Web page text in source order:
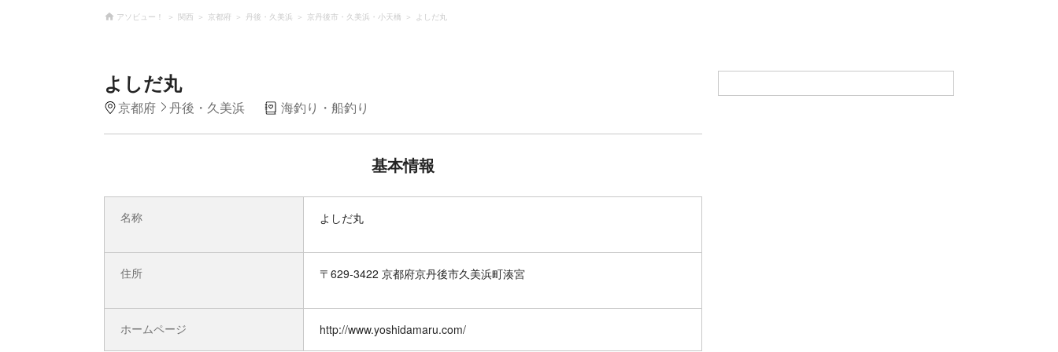
アソビュー！ 関西 京都府 丹後・久美浜 京丹後市・久美浜・小天橋 よしだ丸
よしだ丸
京都府 丹後・久美浜 海釣り・船釣り
基本情報
名称 よしだ丸
住所 〒629-3422 京都府京丹後市久美浜町湊宮
ホームページ http://www.yoshidamaru.com/